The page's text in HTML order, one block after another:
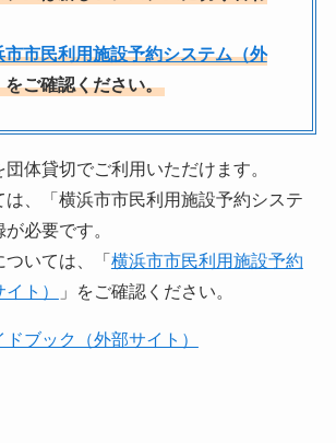
市市民利用施設予約システム（外
をご確認ください。
体貸切でご利用いただけます。
は、「横浜市市民利用施設予約システ
必要です。
いては、「 横浜市市民利用施設予約
ト）
」をご確認ください。
ブック（外部サイト）